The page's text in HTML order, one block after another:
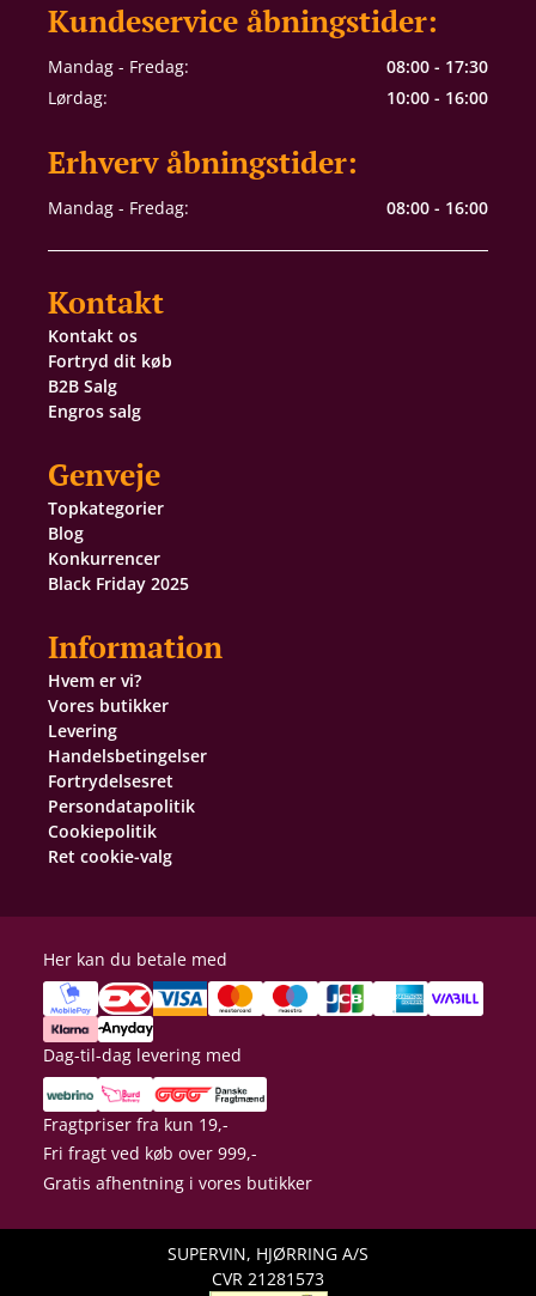
Kundeservice åbningstider:
Mandag - Fredag:
08:00 - 17:30
Lørdag:
10:00 - 16:00
Erhverv åbningstider:
Mandag - Fredag: 08:00 - 16:00
Kontakt
Kontakt os
Fortryd dit køb
B2B Salg
Engros salg
Genveje
Topkategorier
Blog
Konkurrencer
Black Friday 2025
Information
Hvem er vi?
Vores butikker
Levering
Handelsbetingelser
Fortrydelsesret
Persondatapolitik
Cookiepolitik
Ret cookie-valg
Her kan du betale med
Dag-til-dag levering med
Fragtpriser fra kun 19,-
Fri fragt ved køb over 999,-
Gratis afhentning i vores butikker
SUPERVIN, HJØRRING A/S
CVR 21281573